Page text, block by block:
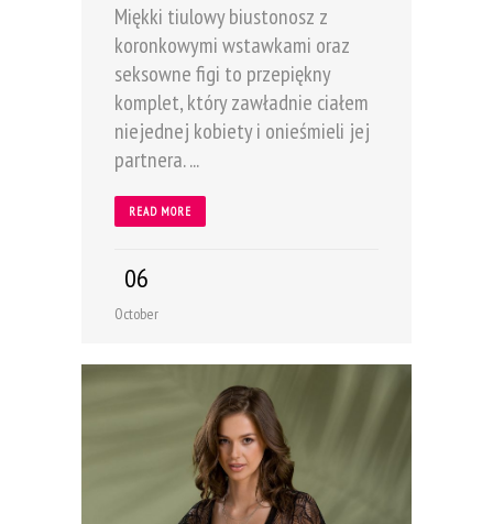
Miękki tiulowy biustonosz z
koronkowymi wstawkami oraz
seksowne figi to przepiękny
komplet, który zawładnie ciałem
niejednej kobiety i onieśmieli jej
partnera. ...
READ MORE
06
October